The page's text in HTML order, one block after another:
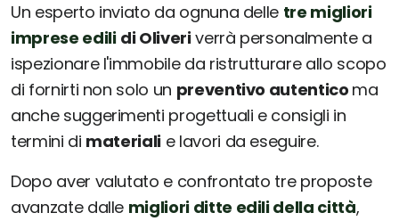
Un esperto inviato da ognuna delle tre migliori
imprese edili di Oliveriverrà personalmente a
ispezionare l'immobile da ristrutturare allo scopo
di fornirti non solo un preventivo autentico ma
anche suggerimenti progettuali e consigli in
termini di materiali e lavori da eseguire.
Dopo aver valutato e confrontato tre proposte
avanzate dalle migliori ditte edili della città,